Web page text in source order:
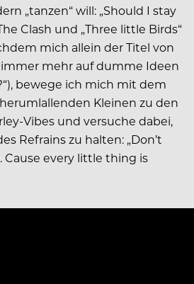
„tanzen“ will: „Should I stay
Clash und „Three little Birds“
mich allein der Titel von
mehr auf dumme Ideen
bewege ich mich mit dem
Kleinen zu den
Vibes und versuche dabei,
Refrains zu halten: „Don’t
every little thing is